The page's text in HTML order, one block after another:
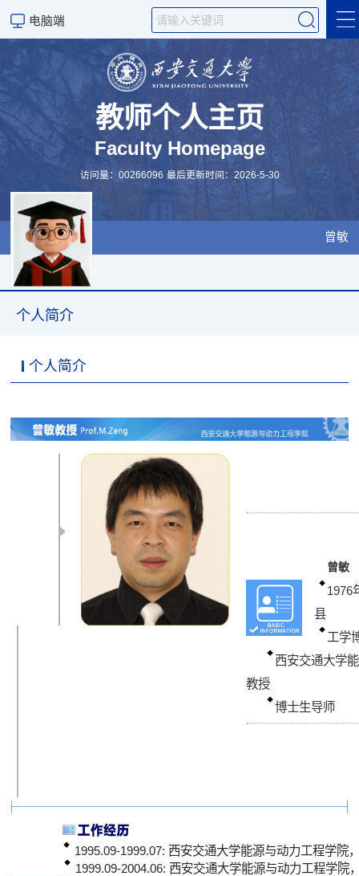
电脑端
个人简介
科学研究
招生信息
English
教师个人主页
Faculty Homepage
访问量：00266096 最后更新时间：2026-5-30
曾敏
个人简介
个人简介
曾敏
1976
县
工
西安交通大学
教授
博士生导师
1995.09-1999.07: 西安交通大学能源与动力工程学院
1999.09-2004.06: 西安交通大学能源与动力工程学院